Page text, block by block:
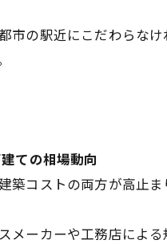
市の駅近にこだわらな
ての相場動向
築コストの両方が高止
メーカーや工務店によ